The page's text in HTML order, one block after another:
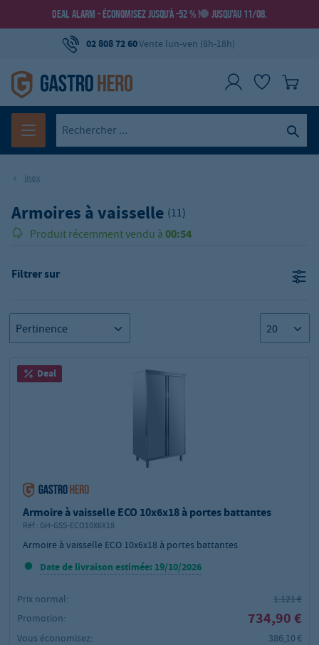
DEAL ALARM - ÉCONOMISEZ JUSQU’À -52 % ! JUSQU’AU 11/08.
02 808 72 60Vente lun-ven (8h-18h)
Inox
Armoires à vaisselle (11)
Produit récemment vendu à 00:54
Filtrer sur
Deal
Armoire à vaisselle ECO 10x6x18 à portes battantes
Réf.: GH-GSS-ECO10X6X18
Armoire à vaisselle ECO 10x6x18 à portes battantes
Date de livraison estimée: 19/10/2026
Prix normal:
1.121 €
Promotion:
734,90 €
Vous économisez: 386,10 €